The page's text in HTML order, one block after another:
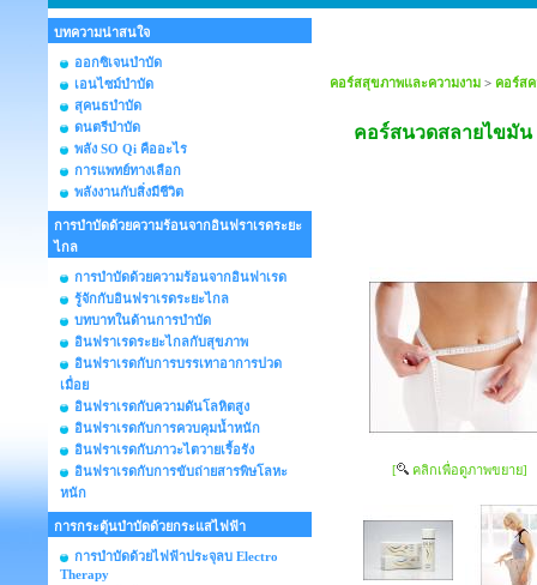
บทความน่าสนใจ
ออกซิเจนบำบัด
เอนไซม์บำบัด
สุคนธบำบัด
ดนตรีบำบัด
พลัง SO Qi คืออะไร
การแพทย์ทางเลือก
พลังงานกับสิ่งมีชีวิต
การบำบัดด้วยความร้อนจากอินฟราเรดระยะ
ไกล
การบำบัดด้วยความร้อนจากอินฟาเรด
รู้จักกับอินฟราเรดระยะไกล
บทบาทในด้านการบำบัด
อินฟราเรดระยะไกลกับสุขภาพ
อินฟราเรดกับการบรรเทาอาการปวด
เมื่อย
อินฟราเรดกับความดันโลหิตสูง
อินฟราเรดกับการควบคุมน้ำหนัก
อินฟราเรดกับภาวะไตวายเรื้อรัง
อินฟราเรดกับการขับถ่ายสารพิษโลหะ
หนัก
การกระตุ้นบำบัดด้วยกระแสไฟฟ้า
การบำบัดด้วยไฟฟ้าประจุลบ Electro
Therapy
คอร์สสุขภาพและความงาม > คอร์สค
คอร์สนวดสลายไขมัน
[ คลิกเพื่อดูภาพขยาย]